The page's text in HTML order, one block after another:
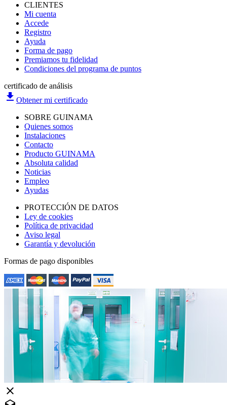
CLIENTES
Mi cuenta
Accede
Registro
Ayuda
Forma de pago
Premiamos tu fidelidad
Condiciones del programa de puntos
certificado de análisis
file_download Obtener mi certificado
SOBRE GUINAMA
Quienes somos
Instalaciones
Contacto
Producto GUINAMA
Absoluta calidad
Noticias
Empleo
Ayudas
PROTECCIÓN DE DATOS
Ley de cookies
Política de privacidad
Aviso legal
Garantía y devolución
Formas de pago disponibles
close